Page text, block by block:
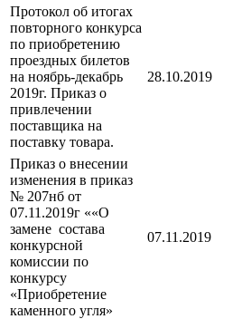
Протокол об итогах
повторного конкурса
по приобретению
проездных билетов
на ноябрь-декабрь
2019г. Приказ о
привлечении
поставщика на
поставку товара.
28.10.2019
Приказ о внесении
изменения в приказ
№ 207нб от
07.11.2019г ««О
замене состава
конкурсной
комиссии по
конкурсу
«Приобретение
каменного угля»
07.11.2019